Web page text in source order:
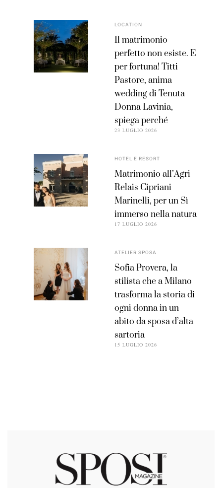
LOCATION
Il matrimonio
perfetto non esiste. E
per fortuna! Titti
Pastore, anima
wedding di Tenuta
Donna Lavinia,
spiega perché
23 LUGLIO 2026
HOTEL E RESORT
Matrimonio all’Agri
Relais Cipriani
Marinelli, per un Sì
immerso nella natura
17 LUGLIO 2026
ATELIER SPOSA
Sofia Provera, la
stilista che a Milano
trasforma la storia di
ogni donna in un
abito da sposa d’alta
sartoria
15 LUGLIO 2026